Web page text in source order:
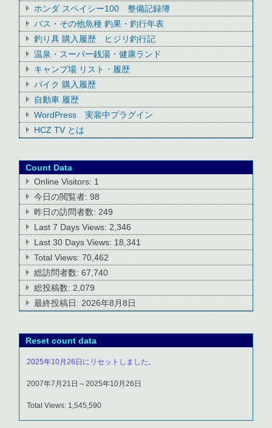
ホンダ スペイシー100 整備記録簿
バス・その他魚種 釣果・釣行年表
釣り具 購入履歴 ヒジリ釣行記
温泉・スーパー銭湯・健康ランド
キャンプ場 リスト・履歴
バイク 購入履歴
自動車 履歴
WordPress 実装中プラグイン
HCZ TV とは
Count Data
Online Visitors: 1
今日の閲覧者:98
昨日の訪問者数: 249
Last 7 Days Views: 2,346
Last 30 Days Views: 18,341
Total Views:70,462
総訪問者数:67,740
総投稿数: 2,079
最終投稿日: 2026年8月8日
Reset count data
2025年10月26日にリセットしました。
2007年7月21日～2025年10月26日
Total Views: 1,545,590